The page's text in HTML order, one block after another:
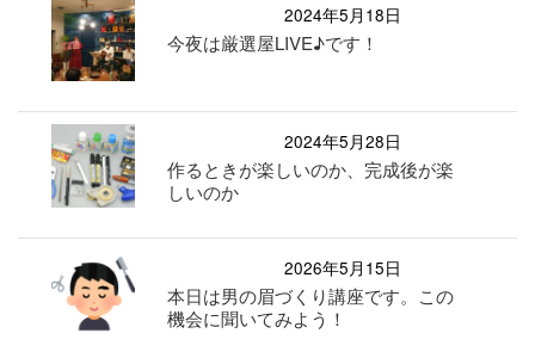
2024年5月18日
今夜は厳選屋LIVE♪です！
2024年5月28日
作るときが楽しいのか、完成後が楽
しいのか
2026年5月15日
本日は男の眉づくり講座です。この
機会に聞いてみよう！